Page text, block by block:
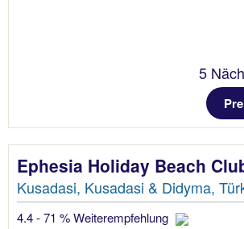
5
Ephesia Holiday Beach
Kusadasi, Kusadasi & Didyma,
4.4 - 71 % Weiterempfehlung